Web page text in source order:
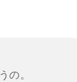
。